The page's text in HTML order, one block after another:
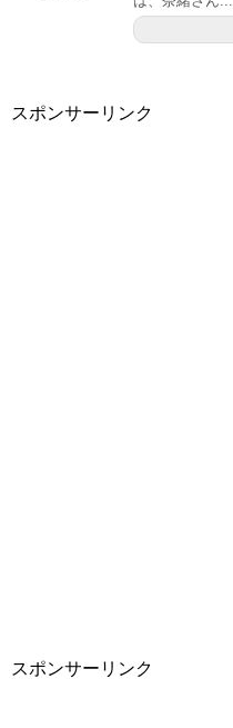
スポンサーリンク
スポンサーリンク